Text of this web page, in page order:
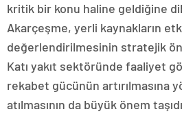
kritik bir konu haline geldiğine
Akarçeşme, yerli kaynakların
değerlendirilmesinin stratejik
Katı yakıt sektöründe faaliyet
rekabet gücünün artırılmasına
atılmasının da büyük önem